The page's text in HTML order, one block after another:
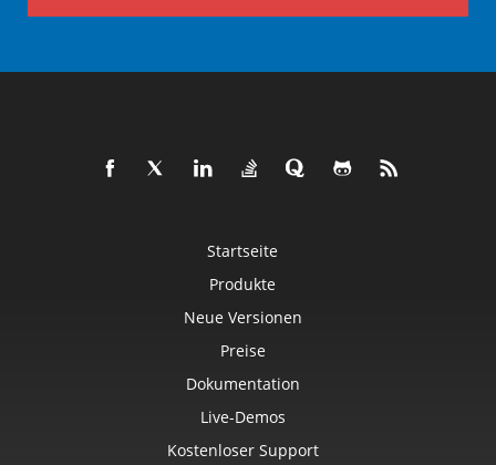
Startseite
Produkte
Neue Versionen
Preise
Dokumentation
Live-Demos
Kostenloser Support